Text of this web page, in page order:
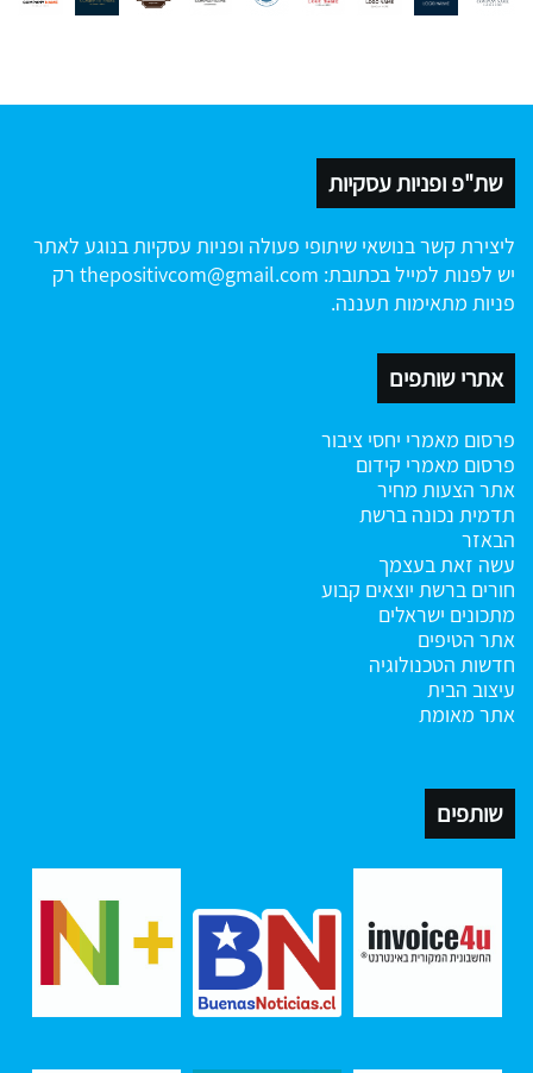
שת"פ ופניות עסקיות
ליצירת קשר בנושאי שיתופי פעולה ופניות עסקיות בנוגע לאתר
יש לפנות למייל בכתובת: thepositivcom@gmail.com רק
פניות מתאימות תעננה.
אתרי שותפים
פרסום מאמרי יחסי ציבור
פרסום מאמרי קידום
אתר הצעות מחיר
תדמית נכונה ברשת
הבאזר
עשה זאת בעצמך
חורים ברשת יוצאים קבוע
מתכונים ישראלים
אתר הטיפים
חדשות הטכנולוגיה
עיצוב הבית
אתר מאומת
שותפים